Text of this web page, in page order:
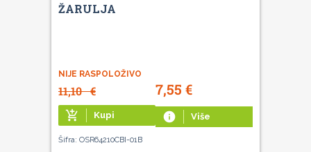
ŽARULJA
NIJE RASPOLOŽIVO
11,10€ 7,55 €
add_shopping_cart Kupi info Više
Šifra: OSR64210CBI-01B